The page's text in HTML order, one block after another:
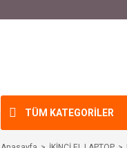
TÜM KATEGORİLER